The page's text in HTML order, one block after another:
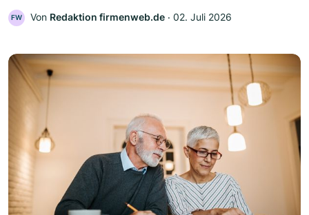
FW Von Redaktion firmenweb.de ‧ 02. Juli 2026